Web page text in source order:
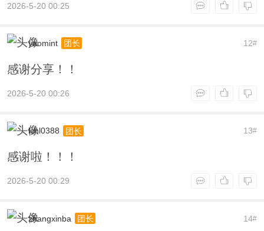
2026-5-20 00:25
12#
yaomint 团长
感谢分享！！
2026-5-20 00:26
13#
lchl0388 团长
感谢啦！！！
2026-5-20 00:29
14#
zhangxinba 团长